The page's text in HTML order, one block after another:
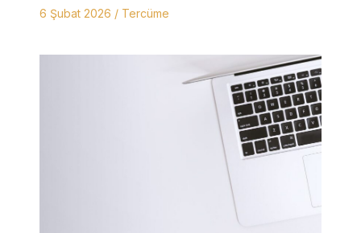
6 Şubat 2026 / Tercüme